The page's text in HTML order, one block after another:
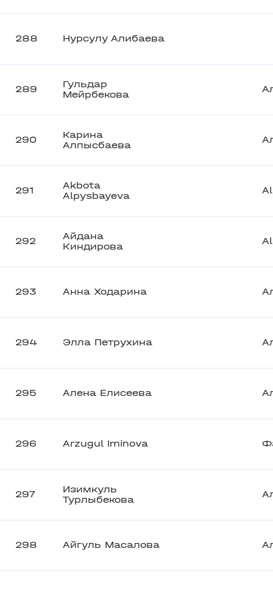
288 Нурсулу Алибаева
289
Гульдар
Мейрбекова
290
Карина
Алпысбаева
291
Akbota
Alpysbayeva
292
Айдана
Киндирова
293 Анна Ходарина
294 Элла Петрухина
295 Алена Елисеева
296 Arzugul Iminova
297
Изимкуль
Турлыбекова
298 Айгуль Масалова